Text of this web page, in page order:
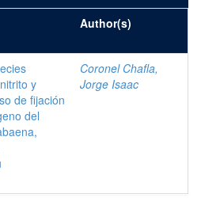
Author(s)
y
de fijación
del
Coronel Chafla,
Jorge Isaac